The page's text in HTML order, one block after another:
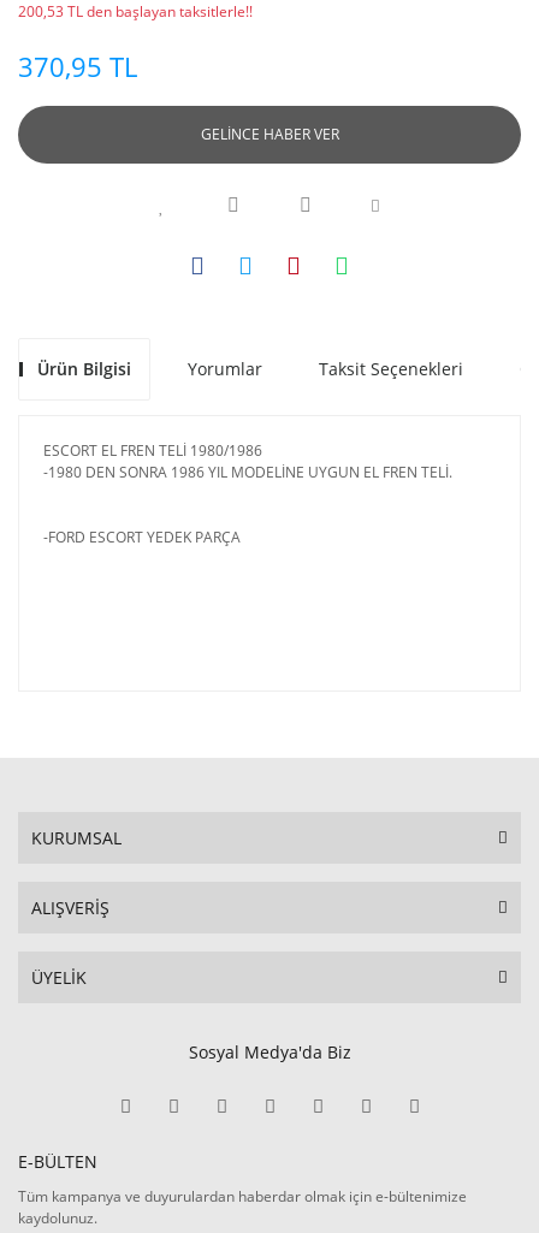
200,53 TL den başlayan taksitlerle!!
370,95 TL
GELİNCE HABER VER
Ürün Bilgisi Yorumlar Taksit Seçenekleri
ESCORT EL FREN TELİ 1980/1986
-1980 DEN SONRA 1986 YIL MODELİNE UYGUN EL FREN TELİ.
-FORD ESCORT YEDEK PARÇA
KURUMSAL
ALIŞVERİŞ
ÜYELİK
Sosyal Medya'da Biz
E-BÜLTEN
Tüm kampanya ve duyurulardan haberdar olmak için e-bültenimize
kaydolunuz.